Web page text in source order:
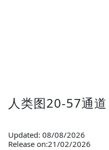
人类图20-57通
Updated: 08/08/2026
Release on:21/02/2026